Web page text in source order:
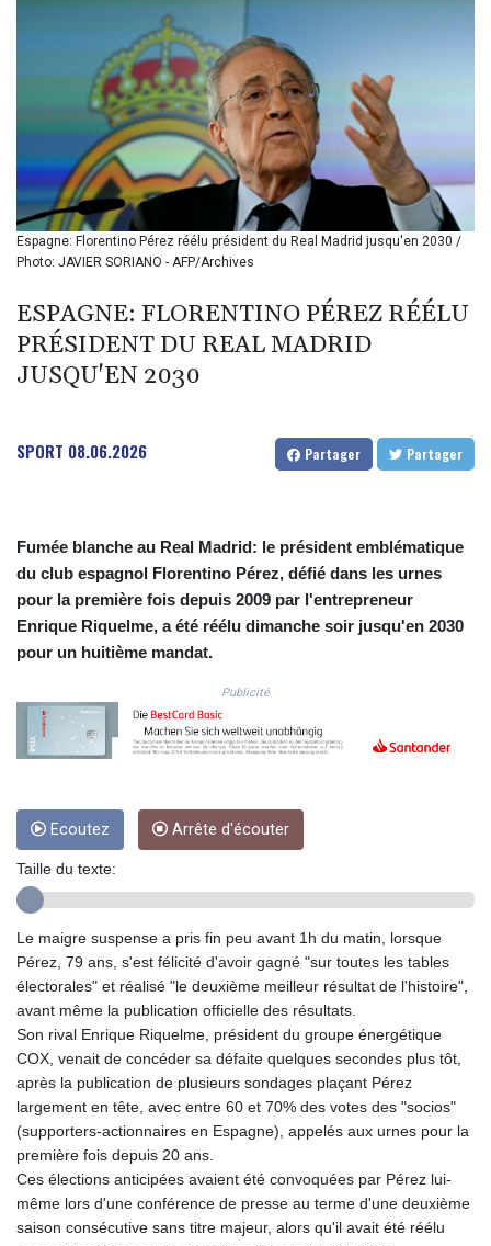
BOB 13.695177
BRL 5.874733
BSD 1.152289
BTN
109.648538
BWP
15.553455
BYN 3.431177
BYR
22645.802735
CAD 1.612324
2614.086957
1054.878725
CNY 7.796165
3648.389022
CRC 523.81326
CUC 1.155398
CUP 30.61805
DJF
DKK 7.475264
153.587771
EGP 57.609419
185.985596
FJD 2.552261
FKP 0.857019
GBP 0.856098
GEL 3.015386
GGP 0.857019
GHS 13.519372
GIP 0.857019
GMD
84.920858
10120.260724
GTQ 8.791676
GYD
Espagne: Florentino Pérez réélu président du Real Madrid jusqu'en 2030 /
Photo: JAVIER SORIANO - AFP/Archives
ESPAGNE: FLORENTINO PÉREZ RÉÉLU
PRÉSIDENT DU REAL MADRID
JUSQU'EN 2030
SPORT 08.06.2026 Partager Partager
Fumée blanche au Real Madrid: le président emblématique
du club espagnol Florentino Pérez, défié dans les urnes
pour la première fois depuis 2009 par l'entrepreneur
Enrique Riquelme, a été réélu dimanche soir jusqu'en 2030
pour un huitième mandat.
Publicité
Ecoutez Arrête d'écouter
Taille du texte:
Le maigre suspense a pris fin peu avant 1h du matin, lorsque
Pérez, 79 ans, s'est félicité d'avoir gagné "sur toutes les tables
électorales" et réalisé "le deuxième meilleur résultat de l'histoire",
avant même la publication officielle des résultats.
Son rival Enrique Riquelme, président du groupe énergétique
COX, venait de concéder sa défaite quelques secondes plus tôt,
après la publication de plusieurs sondages plaçant Pérez
largement en tête, avec entre 60 et 70% des votes des "socios"
(supporters-actionnaires en Espagne), appelés aux urnes pour la
première fois depuis 20 ans.
Ces élections anticipées avaient été convoquées par Pérez lui-
même lors d'une conférence de presse au terme d'une deuxième
saison consécutive sans titre majeur, alors qu'il avait été réélu